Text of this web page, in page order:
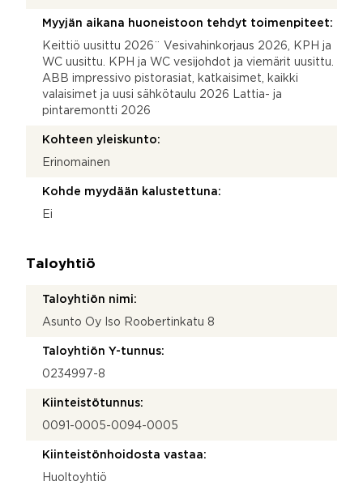
Myyjän aikana huoneistoon tehdyt toimenpiteet:
Keittiö uusittu 2026¨ Vesivahinkorjaus 2026, KPH ja
WC uusittu. KPH ja WC vesijohdot ja viemärit uusittu.
ABB impressivo pistorasiat, katkaisimet, kaikki
valaisimet ja uusi sähkötaulu 2026 Lattia- ja
pintaremontti 2026
Kohteen yleiskunto:
Erinomainen
Kohde myydään kalustettuna:
Ei
Taloyhtiö
Taloyhtiön nimi:
Asunto Oy Iso Roobertinkatu 8
Taloyhtiön Y-tunnus:
0234997-8
Kiinteistötunnus:
0091-0005-0094-0005
Kiinteistönhoidosta vastaa:
Huoltoyhtiö